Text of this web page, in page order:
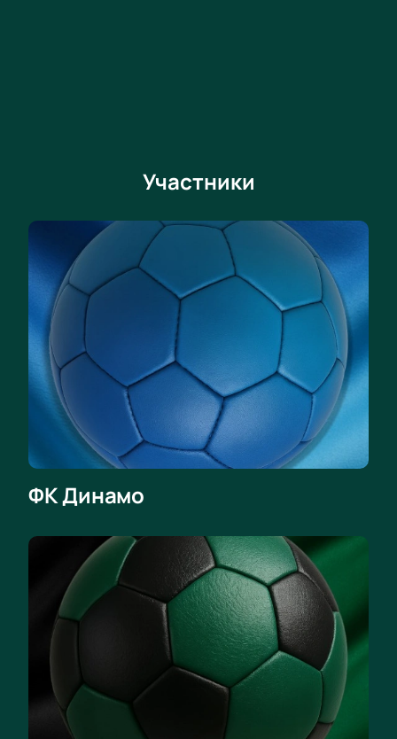
Чтобы побывать на красивом матче и посмотреть
сделайте заказ на нашем сайте. Нужно выбрать
свободное место на стадионе и вариант оплаты.
Официальные билеты на "Краснодар" – "Динамо"
вы можете оплатить с помощью карты или
наличными.
Вместе с друзьями и близкими отправляйтесь на
зрелищное спортивное событие в рамках высшего
футбольного дивизиона России. Болейте за
любимых игроков и наслаждайтесь красивой игрой.
Купить билеты на матч "Краснодар" – "Динамо" РПЛ
можно онлайн на странице мероприятия.
Участники
ФК Динамо